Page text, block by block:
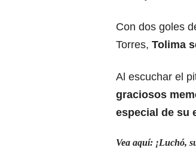
Con dos goles
Torres, Tolima
Al escuchar el
graciosos
especial de su
Vea aquí: ¡Luchó,